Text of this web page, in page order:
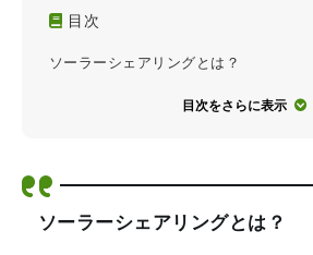
目次
ソーラーシェアリングとは？
目次をさらに表示
ソーラーシェアリングとは？